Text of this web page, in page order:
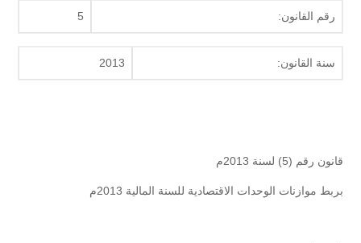
رقم القانون: 5
سنة القانون: 2013
قانون رقم (5) لسنة 2013م
بربط موازنات الوحدات الاقتصادية للسنة المالية 2013م